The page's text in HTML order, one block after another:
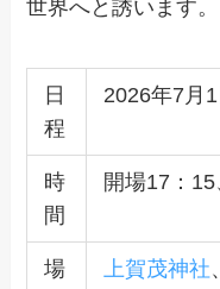
世界へと誘います。
日
程
2026年7月
時
間
開場17：
場
上賀茂神社、